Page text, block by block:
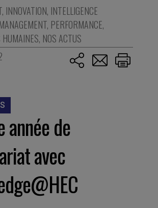
, INNOVATION, INTELLIGENCE
MANAGEMENT, PERFORMANCE,
HUMAINES, NOS ACTUS
année de
avec